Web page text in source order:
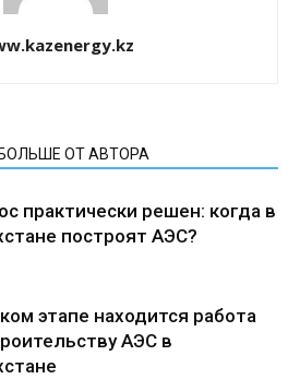
БОЛЬШЕ ОТ АВТОРА
практически решен: когда в
построят АЭС?
этапе находится работа
АЭС в